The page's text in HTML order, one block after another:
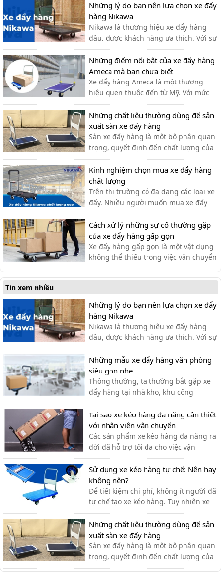
Những lý do bạn nên lựa chọn xe đẩy
hàng Nikawa
Nikawa là thương hiệu xe đẩy hàng
đầu, được khách hàng ưa thích. Với sự
tiện lợi, bền đẹp, xe đẩy hàng Nikawa
chưa bao giờ khiến khách hàng thất
vọng.
Những điểm nổi bật của xe đẩy hàng
Ameca mà bạn chưa biết
Xe đẩy hàng Ameca là một thương
hiệu quen thuộc đến từ Mỹ. Với mức
giá rẻ, phù hợp cho nhiều ngành
nghề, thương hiệu Ameca dần được
mọi người ưa chuộng sử dụng.
Những chất liệu thường dùng để sản
xuất sàn xe đẩy hàng
Sàn xe đẩy hàng là một bộ phận quan
trọng, quyết định đến chất lượng của
xe đẩy. Lựa chọn chất liệu phù hợp
giúp bạn có được chiếc xe đẩy hàng
ưng ý.
Kinh nghiệm chọn mua xe đẩy hàng
chất lượng
Trên thị trường có đa dạng các loại xe
đẩy. Nhiều người muốn mua xe đẩy
hàng nhưng băn khoăn không biết
nên lựa chọn xe đẩy hàng chất lượng
như thế nào?
Cách xử lý những sự cố thường gặp
của xe đẩy hàng gấp gọn
Xe đẩy hàng gấp gọn là một vật dụng
không thể thiếu trong việc vận chuyển
hàng hóa. Sau một thời gian, xe có thể
gặp phải một số lỗi. Cùng tìm hiểu
Tin xem nhiều
Những lý do bạn nên lựa chọn xe đẩy
hàng Nikawa
Nikawa là thương hiệu xe đẩy hàng
đầu, được khách hàng ưa thích. Với sự
tiện lợi, bền đẹp, xe đẩy hàng Nikawa
chưa bao giờ khiến khách hàng thất
vọng.
Những mẫu xe đẩy hàng văn phòng
siêu gọn nhẹ
Thông thường, ta thường bắt gặp xe
đẩy hàng tại nhà kho, khu công
nghiệp, siêu thị,… với lượng hàng hóa
cần di chuyển lớn. Tuy nhiên, xe đẩy
hàng cũng có thể được sử dụng tạo
văn phòng cho nhiều công việc khác
nhau như: chở tài liệu, chở bình n...
Tại sao xe kéo hàng đa năng cần thiết
với nhân viên vận chuyển
Các sản phẩm xe kéo hàng đa năng ra
đời đã hỗ trợ tối đa cho việc vận
chuyển thủ công của nhân viên vận
chuyển, giúp tiết kiệm thời gian và sức
lực.
Sử dụng xe kéo hàng tự chế: Nên hay
không nên?
Để tiết kiệm chi phí, không ít người đã
tự chế tạo xe kéo hàng. Tuy nhiên xe
kéo hàng tự chế có ưu nhược điểm gì,
có nên dùng hay không?
Những chất liệu thường dùng để sản
xuất sàn xe đẩy hàng
Sàn xe đẩy hàng là một bộ phận quan
trọng, quyết định đến chất lượng của
xe đẩy. Lựa chọn chất liệu phù hợp